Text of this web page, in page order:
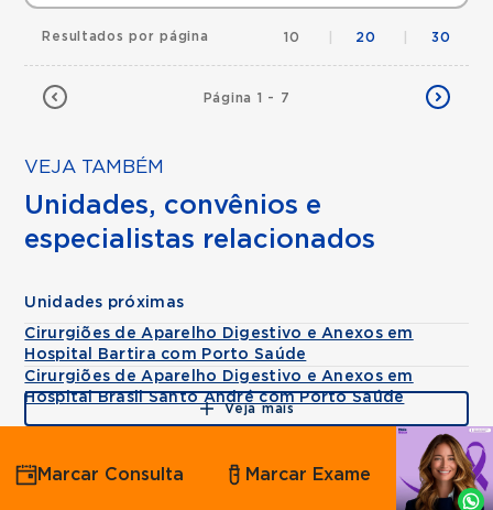
Página 1 - 7
Resultados por página 10 20 30
VEJA TAMBÉM
Unidades, convênios e
especialistas relacionados
Unidades próximas
Cirurgiões de Aparelho Digestivo e Anexos em
Hospital Bartira com Porto Saúde
Cirurgiões de Aparelho Digestivo e Anexos em
Hospital Brasil Santo André com Porto Saúde
Veja mais
Agende
por
Whatsapp
Marcar Consulta Marcar Exame